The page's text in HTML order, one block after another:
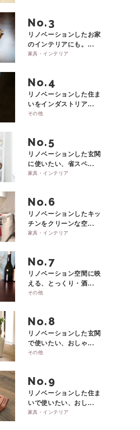
No.
リノベーションしたお家
のインテリアにも。...
家具・インテリア
No.
リノベーションした住ま
いをインダストリア...
その他
No.
リノベーションした玄関
に使いたい、省スペ...
家具・インテリア
No.
リノベーションしたキッ
チンをクリーンな空...
家具・インテリア
No.
リノベーション空間に映
える、とっくり・酒...
その他
No.
リノベーションした玄関
で使いたい、おしゃ...
その他
No.
リノベーションした住ま
いで使いたい、おし...
家具・インテリア